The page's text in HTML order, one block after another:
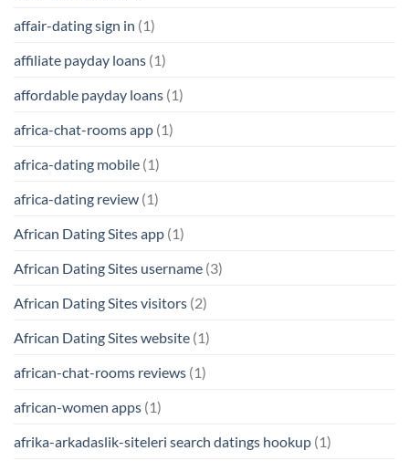
affair-dating sign in (1)
affiliate payday loans (1)
affordable payday loans (1)
africa-chat-rooms app (1)
africa-dating mobile (1)
africa-dating review (1)
African Dating Sites app (1)
African Dating Sites username (3)
African Dating Sites visitors (2)
African Dating Sites website (1)
african-chat-rooms reviews (1)
african-women apps (1)
afrika-arkadaslik-siteleri search datings hookup (1)